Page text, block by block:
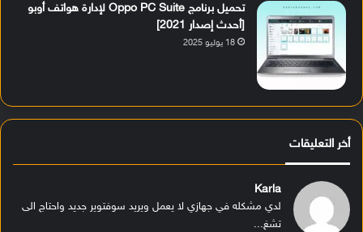
تحميل برنامج Oppo PC Suite لإدارة هواتف أوبو
[أحدث إصدار 2021]
18 يوليو 2025
أخر التعليقات
Karla
لدي مشكله في جهازي لا يعمل ويريد سوفتوير جديد واحتاج الى
تشغ...